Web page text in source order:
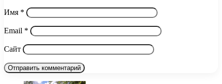
Имя *
Email *
Сайт